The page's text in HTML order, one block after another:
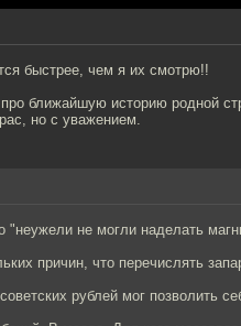
быстрее, чем я их смотрю!!
ближайшую историю родной
но с уважением.
"неужели не могли наделать
причин, что перечислять
рублей мог позволить